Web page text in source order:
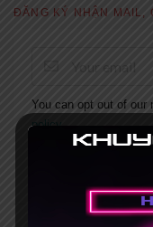
ĐĂNG KÝ NHẬN MAIL,
You can opt out of our
policy.